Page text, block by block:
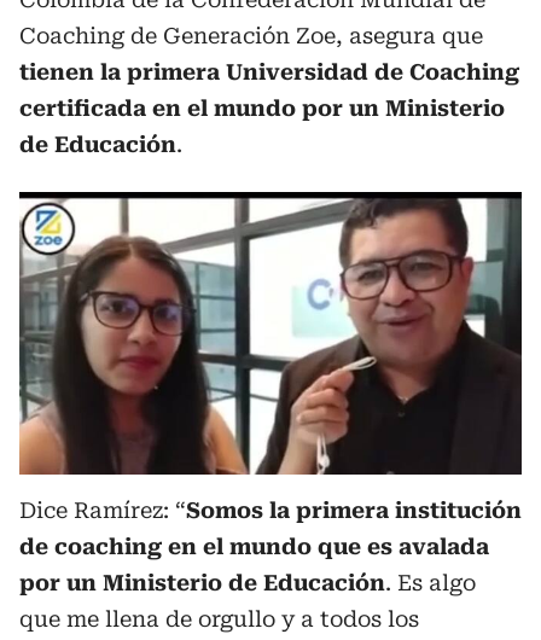
Coaching de Generación Zoe, asegura que
tienen la primera Universidad de Coaching
certificada en el mundo por un Ministerio
de Educación.
Dice Ramírez: “Somos la primera institución
de coaching en el mundo que es avalada
por un Ministerio de Educación. Es algo
que me llena de orgullo y a todos los